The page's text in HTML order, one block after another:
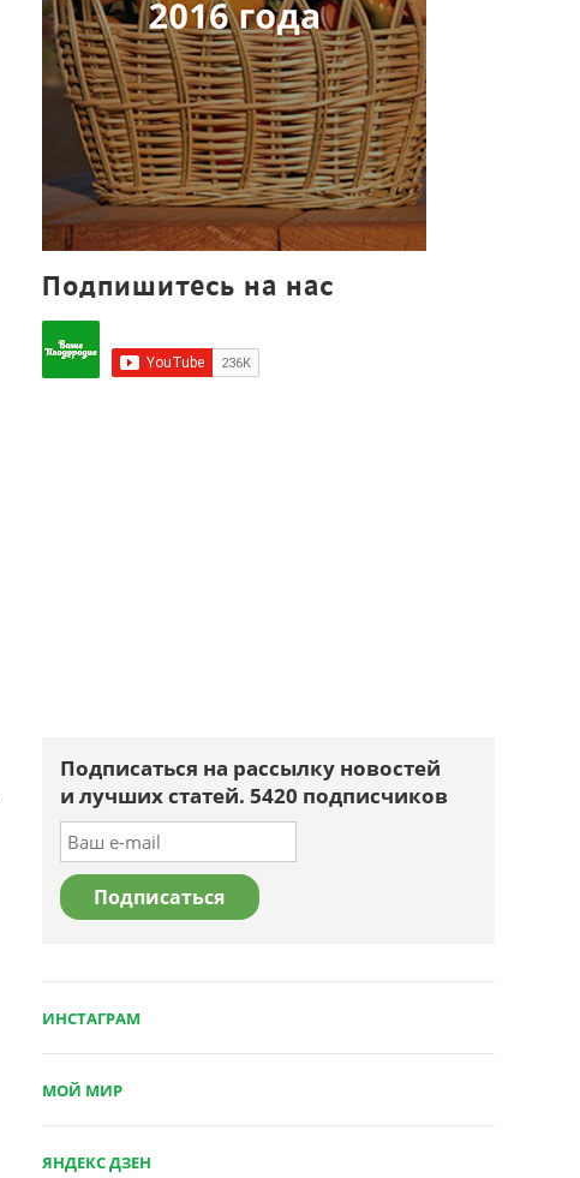
Подпишитесь на нас
Подписаться на рассылку новостей
и лучших статей. 5420 подписчиков
ИНСТАГРАМ
МОЙ МИР
ЯНДЕКС ДЗЕН